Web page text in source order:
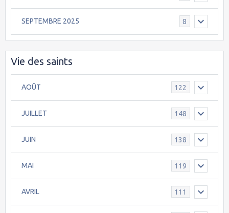
SEPTEMBRE 2025 8
Vie des saints
AOÛT 122
JUILLET 148
JUIN 138
MAI 119
AVRIL 111